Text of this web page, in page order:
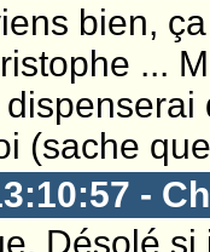
bien,
...
(sache
-
Désolé